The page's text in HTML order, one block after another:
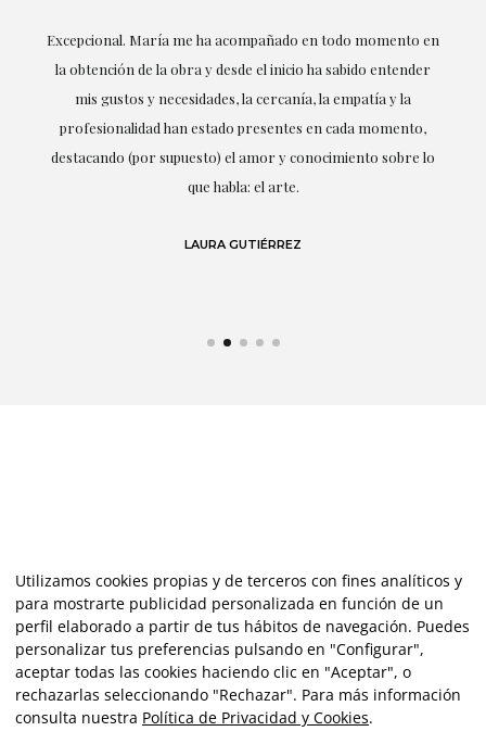
Excepcional. María me ha acompañado en todo momento en
la obtención de la obra y desde el inicio ha sabido entender
mis gustos y necesidades, la cercanía, la empatía y la
profesionalidad han estado presentes en cada momento,
destacando (por supuesto) el amor y conocimiento sobre lo
que habla: el arte.
LAURA GUTIÉRREZ
Utilizamos cookies propias y de terceros con fines analíticos y
para mostrarte publicidad personalizada en función de un
perfil elaborado a partir de tus hábitos de navegación. Puedes
personalizar tus preferencias pulsando en "Configurar",
aceptar todas las cookies haciendo clic en "Aceptar", o
rechazarlas seleccionando "Rechazar". Para más información
consulta nuestra Política de Privacidad y Cookies.